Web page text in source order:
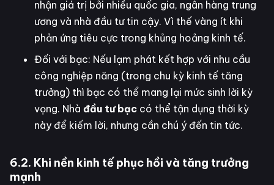
nhận giá trị bởi nhiều quốc gia, ngân hàng trung
ương và nhà đầu tư tin cậy. Vì thế vàng ít khi
phản ứng tiêu cực trong khủng hoảng kinh tế.
Đối với bạc: Nếu lạm phát kết hợp với nhu cầu
công nghiệp năng (trong chu kỳ kinh tế tăng
trưởng) thì bạc có thể mang lại mức sinh lời kỳ
vọng. Nhà đầu tư bạc có thể tận dụng thời kỳ
này để kiếm lời, nhưng cần chú ý đến tin tức.
6.2. Khi nền kinh tế phục hồi và tăng trưởng
mạnh